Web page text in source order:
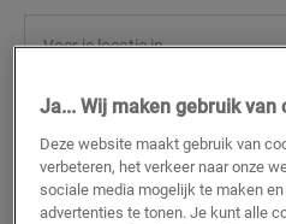
Productkenmerken
Ja... Wij maken gebruik van
Deze website maakt gebruik van
verbeteren, het verkeer naar onze
sociale media mogelijk te maken
advertenties te tonen. Je kunt alle